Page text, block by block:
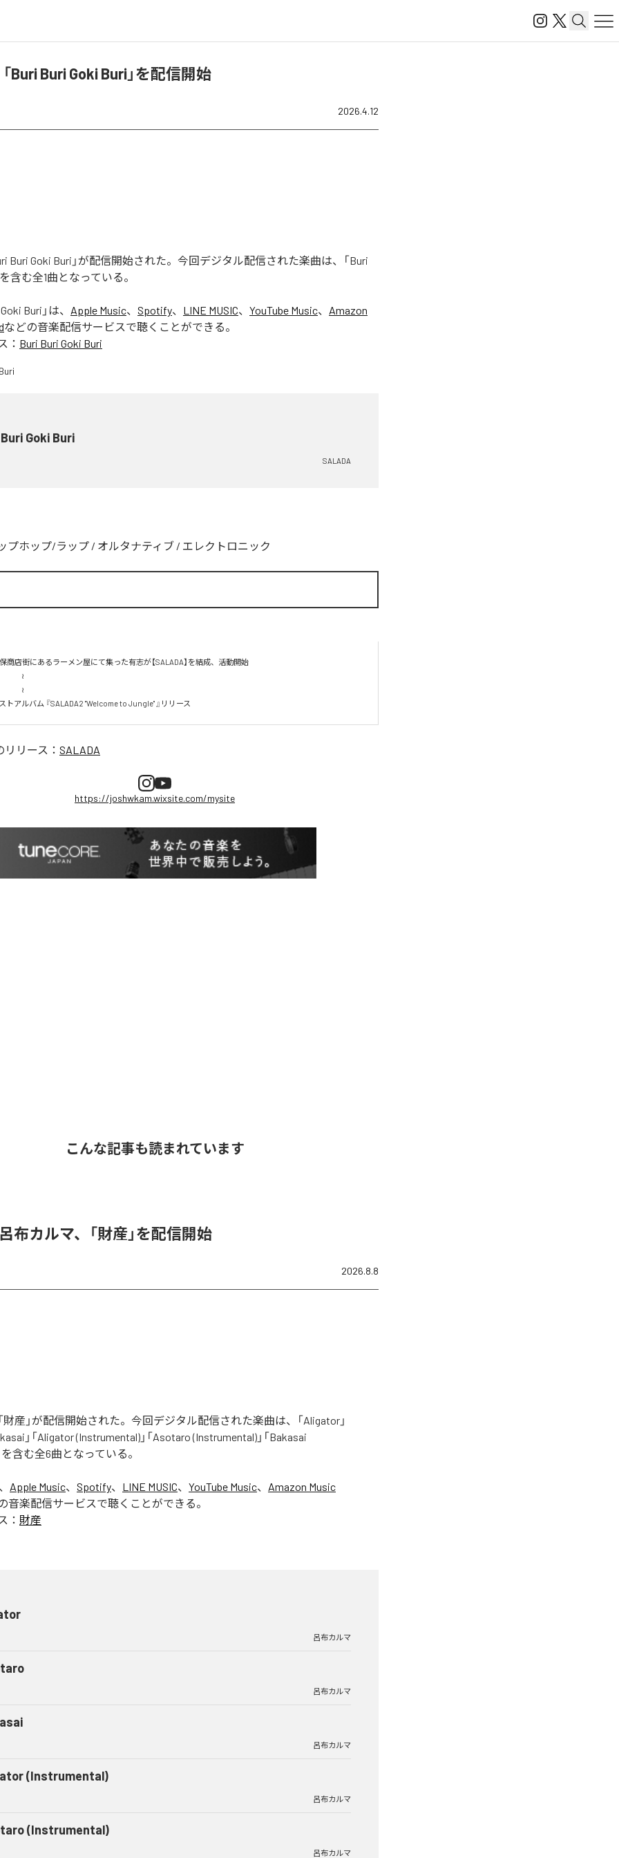
Buri Buri Goki Buri」を配信開始
2026.4.12
Buri Goki Buri」が配信開始された。今回デジタル配信された楽曲は、「Buri
含む全1曲となっている。
Buri 」は、 Apple Music、 Spotify、 LINE MUSIC、 YouTube Music、 Amazon
などの音楽配信サービスで聴くことができる。
： Buri Buri Goki Buri
Goki Buri
SALADA
プホップ/ラップ / オルタナティブ / エレクトロニック
商店街にあるラーメン屋にて集った有志が【SALADA】を結成、活動開始
トアルバム 『SALADA2 "Welcome to Jungle" 』リリース
リリース： SALADA
https://joshwkam.wixsite.com/mysite
こんな記事も読まれています
布カルマ、「財産」を配信開始
2026.8.8
財産」が配信開始された。今回デジタル配信された楽曲は、「Aligator」
」「Aligator (Instrumental)」「Asotaro (Instrumental)」「Bakasai
を含む全6曲となっている。
Apple Music、 Spotify、 LINE MUSIC、 YouTube Music、 Amazon Music
音楽配信サービスで聴くことができる。
： 財産
呂布カルマ
呂布カルマ
呂布カルマ
(Instrumental)
呂布カルマ
(Instrumental)
呂布カルマ